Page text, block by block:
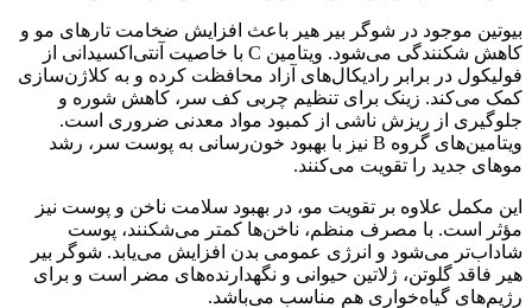
بیوتین موجود در شوگر بیر هیر باعث افزایش ضخامت تارهای مو و
کاهش شکنندگی می‌شود. ویتامین C با خاصیت آنتی‌اکسیدانی از
فولیکول در برابر رادیکال‌های آزاد محافظت کرده و به کلاژن‌سازی
کمک می‌کند. زینک برای تنظیم چربی کف سر، کاهش شوره و
جلوگیری از ریزش ناشی از کمبود مواد معدنی ضروری است.
ویتامین‌های گروه B نیز با بهبود خون‌رسانی به پوست سر، رشد
موهای جدید را تقویت می‌کنند.
این مکمل علاوه بر تقویت مو، در بهبود سلامت ناخن و پوست نیز
مؤثر است. با مصرف منظم، ناخن‌ها کمتر می‌شکنند، پوست
شاداب‌تر می‌شود و انرژی عمومی بدن افزایش می‌یابد. شوگر بیر
هیر فاقد گلوتن، ژلاتین حیوانی و نگهدارنده‌های مضر است و برای
رژیم‌های گیاه‌خواری هم مناسب می‌باشد.